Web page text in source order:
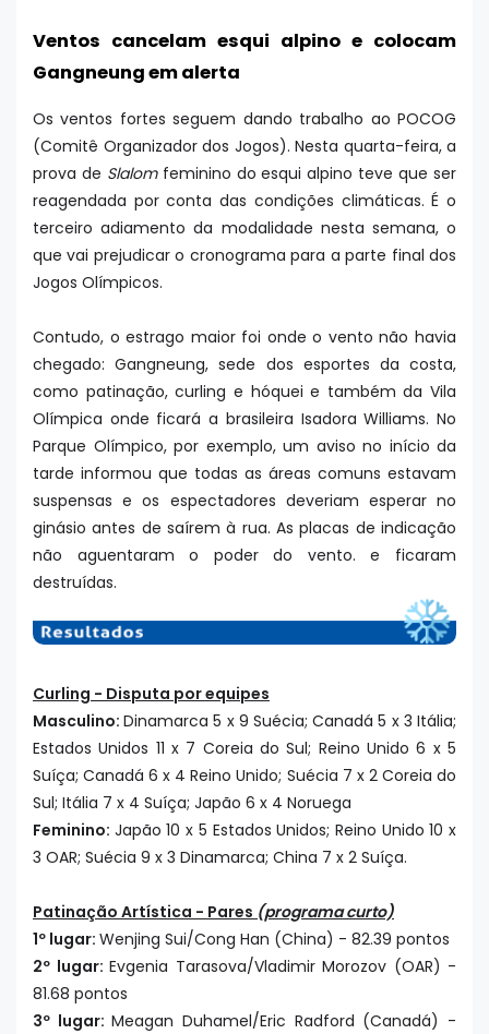
Ventos cancelam esqui alpino e colocam
Gangneung em alerta
Os ventos fortes seguem dando trabalho ao POCOG
(Comitê Organizador dos Jogos). Nesta quarta-feira, a
prova de Slalom feminino do esqui alpino teve que ser
reagendada por conta das condições climáticas. É o
terceiro adiamento da modalidade nesta semana, o
que vai prejudicar o cronograma para a parte final dos
Jogos Olímpicos.
Contudo, o estrago maior foi onde o vento não havia
chegado: Gangneung, sede dos esportes da costa,
como patinação, curling e hóquei e também da Vila
Olímpica onde ficará a brasileira Isadora Williams. No
Parque Olímpico, por exemplo, um aviso no início da
tarde informou que todas as áreas comuns estavam
suspensas e os espectadores deveriam esperar no
ginásio antes de saírem à rua. As placas de indicação
não aguentaram o poder do vento. e ficaram
destruídas.
Curling - Disputa por equipes
Masculino:Dinamarca 5 x 9 Suécia; Canadá 5 x 3 Itália;
Estados Unidos 11 x 7 Coreia do Sul; Reino Unido 6 x 5
Suíça; Canadá 6 x 4 Reino Unido; Suécia 7 x 2 Coreia do
Sul; Itália 7 x 4 Suíça; Japão 6 x 4 Noruega
Feminino: Japão 10 x 5 Estados Unidos; Reino Unido 10 x
3 OAR; Suécia 9 x 3 Dinamarca; China 7 x 2 Suíça.
Patinação Artística - Pares (programa curto)
1º lugar: Wenjing Sui/Cong Han (China) - 82.39 pontos
2º lugar: Evgenia Tarasova/Vladimir Morozov (OAR) -
81.68 pontos
3º lugar:Meagan Duhamel/Eric Radford (Canadá) -